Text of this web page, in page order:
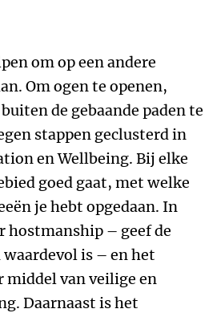
om op een andere
Om ogen te openen,
de gebaande paden te
stappen geclusterd in
en Wellbeing. Bij elke
goed gaat, met welke
je hebt opgedaan. In
hostmanship – geef de
is – en het
van veilige en
Daarnaast is het